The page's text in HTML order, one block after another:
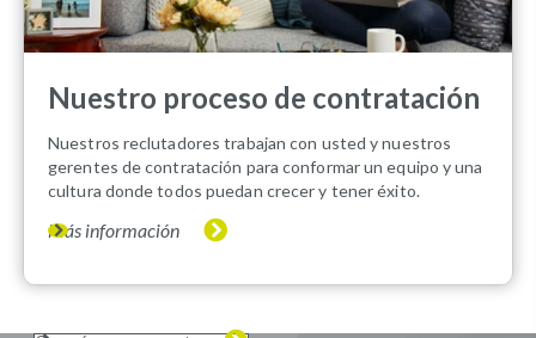
Nuestro proceso de contratación
Nuestros reclutadores trabajan con usted y nuestros
gerentes de contratación para conformar un equipo y una
cultura donde todos puedan crecer y tener éxito.
Más información